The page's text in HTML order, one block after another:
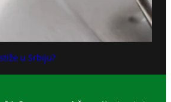
u Srbiju?